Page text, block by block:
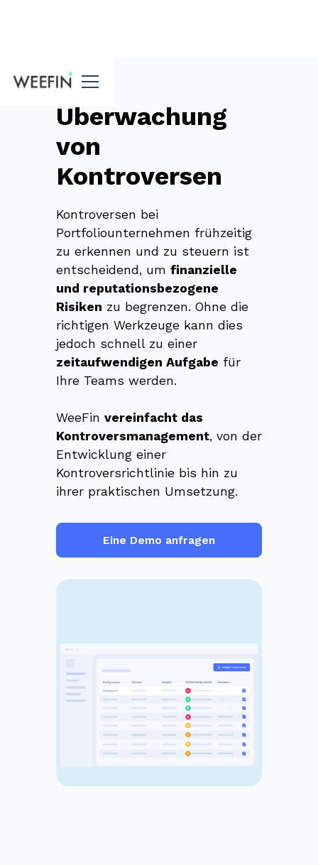
Funktionen
Überwachung
von
Kontroversen
Kontroversen bei
Portfoliounternehmen frühzeitig
zu erkennen und zu steuern ist
entscheidend, um finanzielle
und reputationsbezogene
Risiken zu begrenzen. Ohne die
richtigen Werkzeuge kann dies
jedoch schnell zu einer
zeitaufwendigen Aufgabe für
Ihre Teams werden.
WeeFin vereinfacht das
Kontroversmanagement, von der
Entwicklung einer
Kontroversrichtlinie bis hin zu
ihrer praktischen Umsetzung.
Eine Demo anfragen